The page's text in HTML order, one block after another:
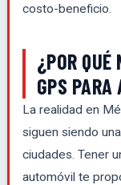
costo-beneficio.
¿POR QUÉ
GPS PARA
La realidad en
siguen siendo
ciudades. Tener
automóvil te